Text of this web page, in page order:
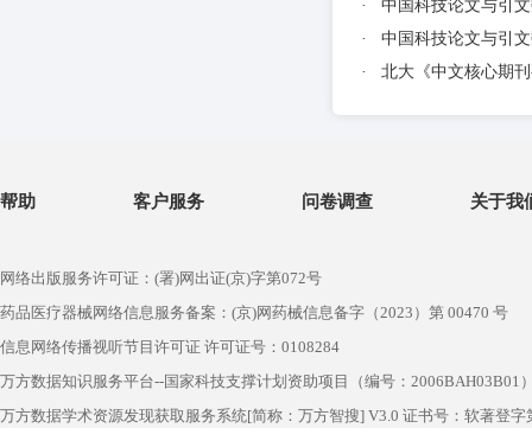
·
中国科技论文与引
·
中国科技论文与引
·
北大《中文核心期
帮助 客户服务 问卷调查 关于我
网络出版服务许可证：(署)网出证(京)字第072号
药品医疗器械网络信息服务备案：(京)网药械信息备字（2023）第 00470 号
信息网络传播视听节目许可证 许可证号：0108284
万方数据知识服务平台--国家科技支撑计划资助项目（编号：2006BAH03B01
万方数据学术资源发现获取服务系统[简称：万方智搜] V3.0 证书号：软著登字